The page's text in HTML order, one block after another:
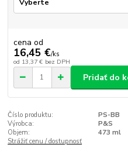
cena od
16,45 €/ks
od 13,37 € bez DPH
Pridať do
Číslo produktu:
PS-BB
Výrobca:
P&S
Objem:
473 ml
Strážiť cenu / dostupnosť